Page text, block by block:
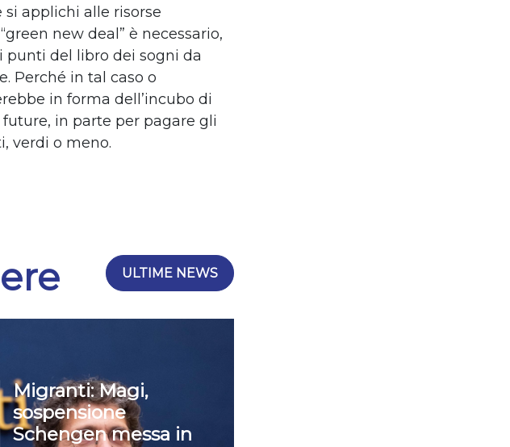
applichi alle risorse
new deal” è necessario,
punti del libro dei sogni da
Perché in tal caso o
in forma dell’incubo di
in parte per pagare gli
verdi o meno.
ULTIME NEWS
Migranti: Magi,
sospensione
Schengen messa in